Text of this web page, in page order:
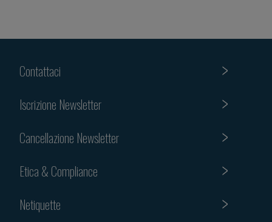
Contattaci
Iscrizione Newsletter
Cancellazione Newsletter
Etica & Compliance
Netiquette